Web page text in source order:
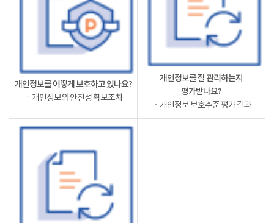
개인정보를 어떻게 보호하고 있나요?
ㆍ개인정보의 안전성 확보조치
개인정보를 잘 관리하는지
평가받나요?
ㆍ개인정보 보호수준 평가 결과